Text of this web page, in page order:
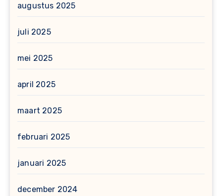
augustus 2025
juli 2025
mei 2025
april 2025
maart 2025
februari 2025
januari 2025
december 2024